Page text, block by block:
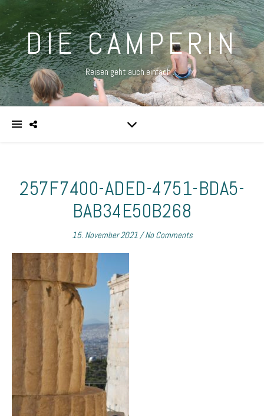
DIE CAMPERIN
Reisen geht auch einfach …
257F7400-ADED-4751-BDA5-
BAB34E50B268
15. November 2021/ No Comments